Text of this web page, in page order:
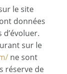
le site
données
sur le
ne sont
réserve de